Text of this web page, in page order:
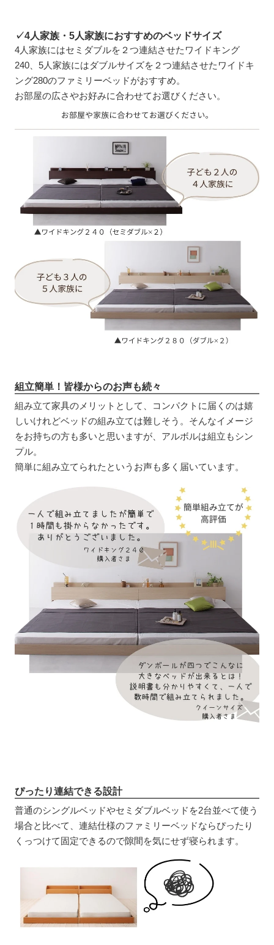
✓4人家族・5人家族におすすめのベッドサイズ
4人家族にはセミダブルを２つ連結させたワイドキング
240、5人家族にはダブルサイズを２つ連結させたワイドキ
ング280のファミリーベッドがおすすめ。
お部屋の広さやお好みに合わせてお選びください。
組立簡単！皆様からのお声も続々
組み立て家具のメリットとして、コンパクトに届くのは嬉
しいけれどベッドの組み立ては難しそう。そんなイメージ
をお持ちの方も多いと思いますが、アルボルは組立もシン
プル。
簡単に組み立てられたというお声も多く届いています。
ぴったり連結できる設計
普通のシングルベッドやセミダブルベッドを2台並べて使う
場合と比べて、連結仕様のファミリーベッドならぴったり
くっつけて固定できるので隙間を気にせず寝られます。